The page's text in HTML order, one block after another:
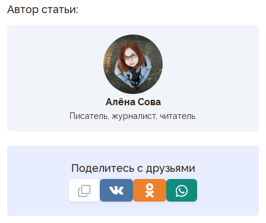
Автор статьи:
Алёна Сова
Писатель, журналист, читатель.
Поделитесь с друзьями